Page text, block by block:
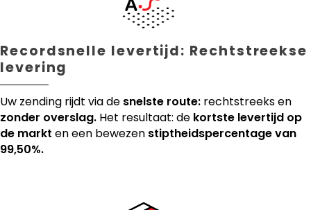
Recordsnelle levertijd: Rechtstreekse
levering
Uw zending rijdt via de snelste route: rechtstreeks en
zonder overslag. Het resultaat: de kortste levertijd op
de markt en een bewezen stiptheidspercentage van
99,50%.